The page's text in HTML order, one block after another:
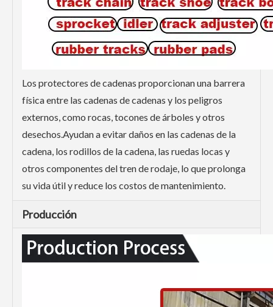
Los protectores de cadenas proporcionan una barrera
física entre las cadenas de cadenas y los peligros
externos, como rocas, tocones de árboles y otros
desechos.Ayudan a evitar daños en las cadenas de la
cadena, los rodillos de la cadena, las ruedas locas y
otros componentes del tren de rodaje, lo que prolonga
su vida útil y reduce los costos de mantenimiento.
Producción